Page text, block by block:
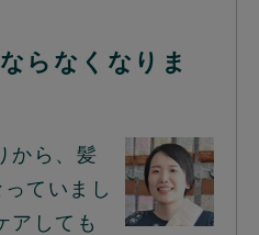
らなくなりま
から、髪
ていまし
アしても